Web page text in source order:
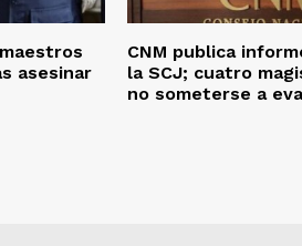
asesinar
CNM publica
la SCJ; cuatro
no someterse a